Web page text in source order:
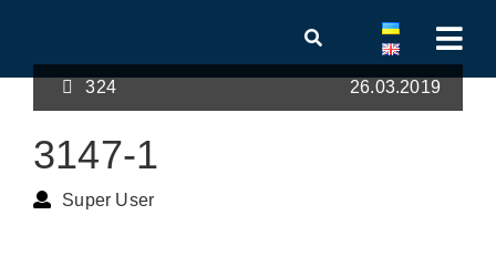
324 26.03.2019
3147-1
Super User